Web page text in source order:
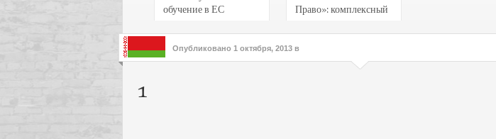
обучение в ЕС
Право»: комплексный
интересов клиентов
Опубликовано 1 октября, 2013 в
1